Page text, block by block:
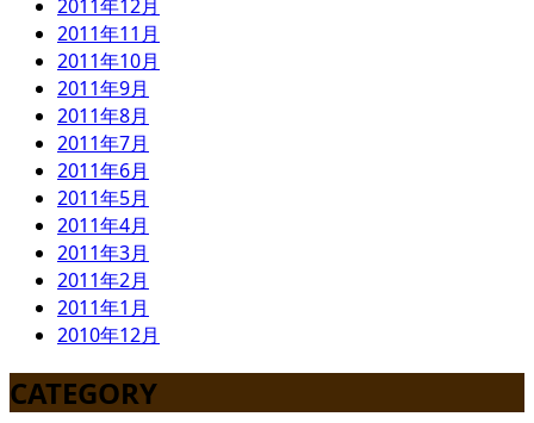
2011年12月
2011年11月
2011年10月
2011年9月
2011年8月
2011年7月
2011年6月
2011年5月
2011年4月
2011年3月
2011年2月
2011年1月
2010年12月
CATEGORY